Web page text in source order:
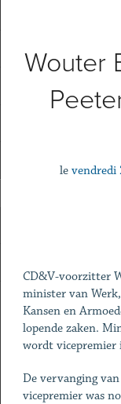
Wouter
le vendredi
CD&V-voorzitter
minister van
Kansen en
lopende zaken.
wordt vicepremier
De vervanging
vicepremier was